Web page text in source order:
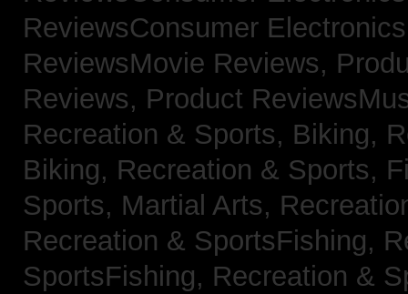
ReviewsConsumer
ReviewsMovie Reviews,
Reviews, Product
Recreation & Sports, Biking,
Biking, Recreation & Sports,
Sports, Martial Arts,
Recreation & SportsFishing,
SportsFishing, Recreation &